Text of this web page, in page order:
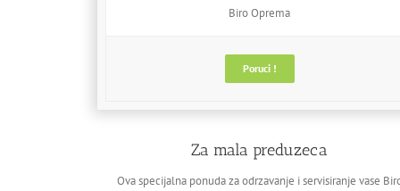
Biro Oprema
Poruci !
Za mala preduzeca
Ova specijalna ponuda za odrzavanje i servisiranje vase